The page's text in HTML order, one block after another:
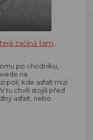
začíná tam,
po chodníku,
na
poli, kde asfalt mizí
tu chvíli stojíš před
asfalt, nebo